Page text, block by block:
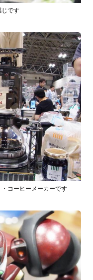
じです
コーヒーメーカーです